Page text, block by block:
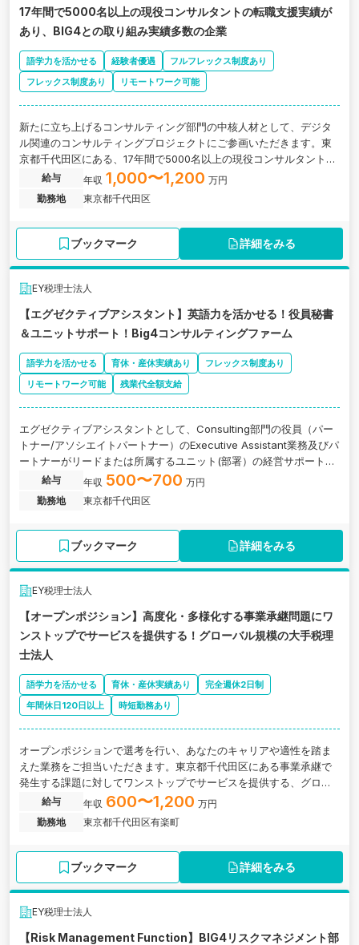
17年間で5000名以上の現役コンサルタントの転職支援実績が
あり、BIG4との取り組み実績多数の企業
語学力を活かせる 経験者優遇
フルフレックス制度あり
フレックス制度あり
リモートワーク可能
新たに立ち上げるコンサルティング部門の中核人材として、デジタ
ル関連のコンサルティングプロジェクトにご参画いただきます。東
京都千代田区にある、17年間で5000名以上の現役コンサルタントの
転職支援実績がある企業の求人です。
給与 年収 1,000〜1,200 万円
勤務地
東京都千代田区
ブックマーク 詳細をみる
EY税理士法人
【エグゼクティブアシスタント】英語力を活かせる！役員秘書
＆ユニットサポート！Big4コンサルティングファーム
語学力を活かせる 育休・産休実績あり
フレックス制度あり
リモートワーク可能
残業代全額支給
エグゼクティブアシスタントとして、Consulting部門の役員（パー
トナー/アソシエイトパートナー）のExecutive Assistant業務及びパ
ートナーがリードまたは所属するユニット(部署）の経営サポートに
従事いただきます。東京都千代田区、英語力を活かせる！役員秘書
＆ユニットサポート！Big4コンサルティングファームの求人です。
給与 年収 500〜700 万円
勤務地
東京都千代田区
ブックマーク 詳細をみる
EY税理士法人
【オープンポジション】高度化・多様化する事業承継問題にワ
ンストップでサービスを提供する！グローバル規模の大手税理
士法人
語学力を活かせる 育休・産休実績あり
完全週休2日制
年間休日120日以上
時短勤務あり
オープンポジションで選考を行い、あなたのキャリアや適性を踏ま
えた業務をご担当いただきます。東京都千代田区にある事業承継で
発生する課題に対してワンストップでサービスを提供する、グロー
バル規模の大手税理士法人の求人です。
給与 年収 600〜1,200 万円
勤務地
東京都千代田区有楽町
ブックマーク 詳細をみる
EY税理士法人
【Risk Management Function】BIG4リスクマネジメント部